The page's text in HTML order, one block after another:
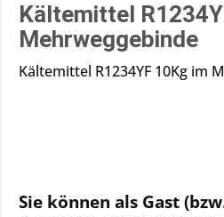
Kältemittel
Mehrweggebinde
Kältemittel R1234YF 10Kg im
Sie können als Gast